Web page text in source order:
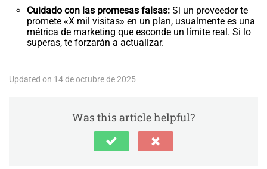
Cuidado con las promesas falsas: Si un proveedor te
promete «X mil visitas» en un plan, usualmente es una
métrica de marketing que esconde un límite real. Si lo
superas, te forzarán a actualizar.
Updated on 14 de octubre de 2025
Was this article helpful?